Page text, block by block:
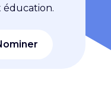
éducation.